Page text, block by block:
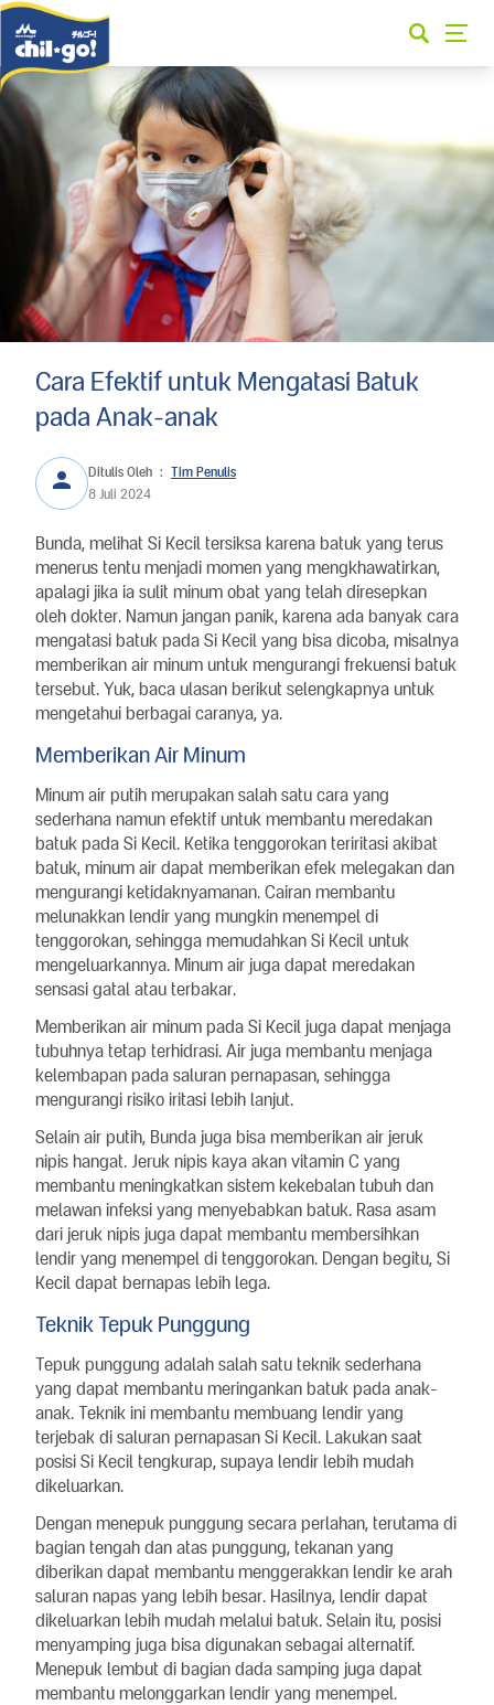
Cara Efektif untuk Mengatasi Batuk
pada Anak-anak
Ditulis Oleh : Tim Penulis
8 Juli 2024
Bunda, melihat Si Kecil tersiksa karena batuk yang terus
menerus tentu menjadi momen yang mengkhawatirkan,
apalagi jika ia sulit minum obat yang telah diresepkan
oleh dokter. Namun jangan panik, karena ada banyak cara
mengatasi batuk pada Si Kecil yang bisa dicoba, misalnya
memberikan air minum untuk mengurangi frekuensi batuk
tersebut. Yuk, baca ulasan berikut selengkapnya untuk
mengetahui berbagai caranya, ya.
Memberikan Air Minum
Minum air putih merupakan salah satu cara yang
sederhana namun efektif untuk membantu meredakan
batuk pada Si Kecil. Ketika tenggorokan teriritasi akibat
batuk, minum air dapat memberikan efek melegakan dan
mengurangi ketidaknyamanan. Cairan membantu
melunakkan lendir yang mungkin menempel di
tenggorokan, sehingga memudahkan Si Kecil untuk
mengeluarkannya. Minum air juga dapat meredakan
sensasi gatal atau terbakar.
Memberikan air minum pada Si Kecil juga dapat menjaga
tubuhnya tetap terhidrasi. Air juga membantu menjaga
kelembapan pada saluran pernapasan, sehingga
mengurangi risiko iritasi lebih lanjut.
Selain air putih, Bunda juga bisa memberikan air jeruk
nipis hangat. Jeruk nipis kaya akan vitamin C yang
membantu meningkatkan sistem kekebalan tubuh dan
melawan infeksi yang menyebabkan batuk. Rasa asam
dari jeruk nipis juga dapat membantu membersihkan
lendir yang menempel di tenggorokan. Dengan begitu, Si
Kecil dapat bernapas lebih lega.
Teknik Tepuk Punggung
Tepuk punggung adalah salah satu teknik sederhana
yang dapat membantu meringankan batuk pada anak-
anak. Teknik ini membantu membuang lendir yang
terjebak di saluran pernapasan Si Kecil. Lakukan saat
posisi Si Kecil tengkurap, supaya lendir lebih mudah
dikeluarkan.
Dengan menepuk punggung secara perlahan, terutama di
bagian tengah dan atas punggung, tekanan yang
diberikan dapat membantu menggerakkan lendir ke arah
saluran napas yang lebih besar. Hasilnya, lendir dapat
dikeluarkan lebih mudah melalui batuk. Selain itu, posisi
menyamping juga bisa digunakan sebagai alternatif.
Menepuk lembut di bagian dada samping juga dapat
membantu melonggarkan lendir yang menempel.